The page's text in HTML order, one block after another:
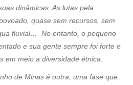
dinâmicas. As lutas pela
quase sem recursos, sem
fluvial… No entanto, o pequeno
e sua gente sempre foi forte e
em meio a diversidade étnica.
de Minas é outra, uma fase que